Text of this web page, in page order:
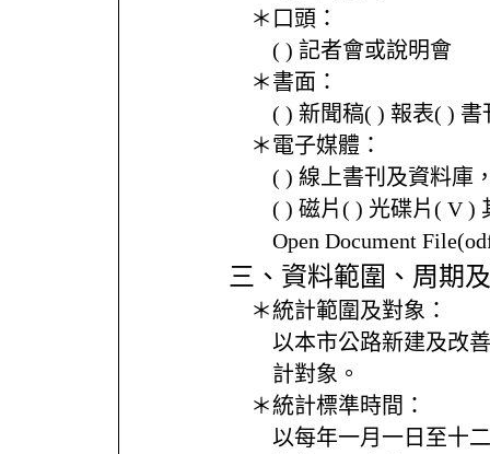
＊口頭：
( ) 記者會或說明會
＊書面：
( ) 新聞稿( ) 報表( ) 書
＊電子媒體：
( ) 線上書刊及資料庫
( ) 磁片( ) 光碟片( V )
Open Document
三、資料範圍、周期
＊統計範圍及對象：
以本市公路新建及改
計對象。
＊統計標準時間：
以每年一月一日至十